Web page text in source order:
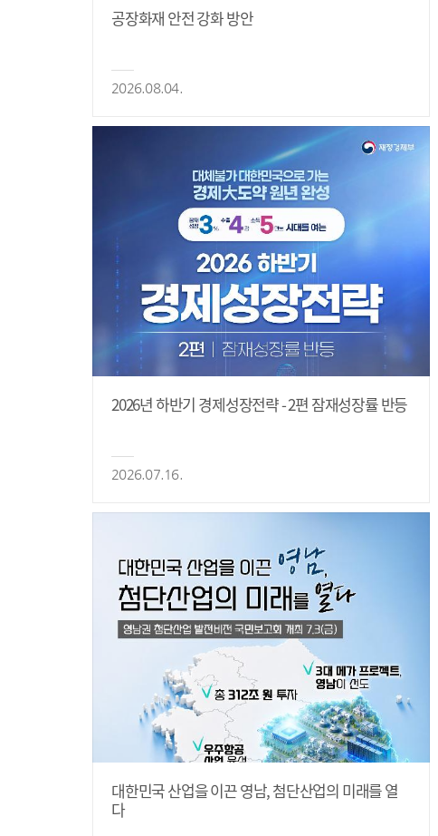
공장화재 안전 강화 방안
2026.08.04.
2026년 하반기 경제성장전략 - 2편 잠재성장률 반등
2026.07.16.
대한민국 산업을 이끈 영남, 첨단산업의 미래를 열
다